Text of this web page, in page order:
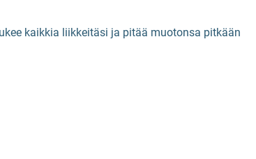
kaikkia liikkeitäsi ja pitää muotonsa pitkään